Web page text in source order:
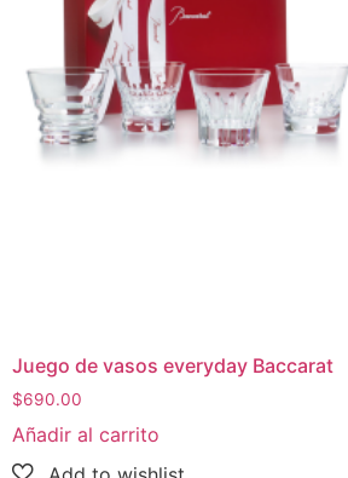
Juego de vasos everyday Baccarat
$690.00
Añadir al carrito